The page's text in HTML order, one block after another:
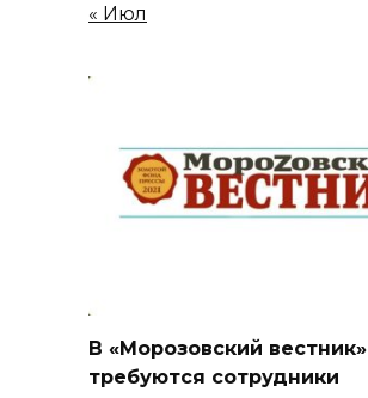
« Июл
В «Морозовский вестник»
требуются сотрудники